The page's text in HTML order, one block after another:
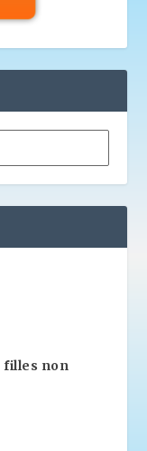
filles non